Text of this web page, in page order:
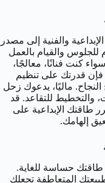
والفنية إلى مصدر
والقيام بالعمل
كنت فنانًا، معالجًا،
قدرتك على تنظيم
ماليًا، يدعوك زحل
والتخطيط للتقاعد. قد
طاقتك الإبداعية على
إلهامك.
حساسة للغاية.
المتعاطفة تجعلك